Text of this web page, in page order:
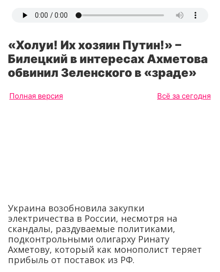
«Холуи! Их хозяин Путин!» –
Билецкий в интересах Ахметова
обвинил Зеленского в «зраде»
Полная версия Всё за сегодня
Украина возобновила закупки
электричества в России, несмотря на
скандалы, раздуваемые политиками,
подконтрольными олигарху Ринату
Ахметову, который как монополист теряет
прибыль от поставок из РФ.